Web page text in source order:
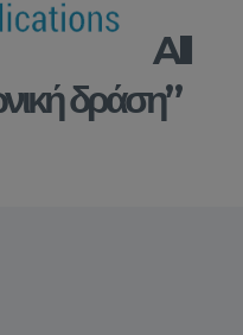
All
δράση”